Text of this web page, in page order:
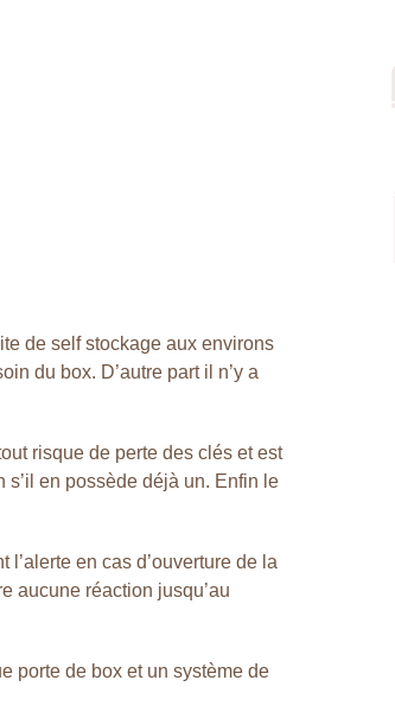
de self stockage aux environs
du box. D’autre part il n’y a
risque de perte des clés et est
s’il en possède déjà un. Enfin le
en cas d’ouverture de la
aucune réaction jusqu’au
porte de box et un système de